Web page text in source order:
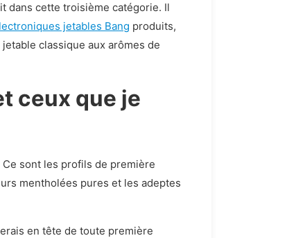
dans cette troisième catégorie. Il
jetables Bang produits,
classique aux arômes de
ceux que je
Ce sont les profils de première
mentholées pures et les adeptes
en tête de toute première